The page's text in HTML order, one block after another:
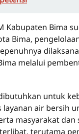
Kabupaten Bima
Bima,
melalui
untuk
layanan air bersih
masyarakat dan
terutama